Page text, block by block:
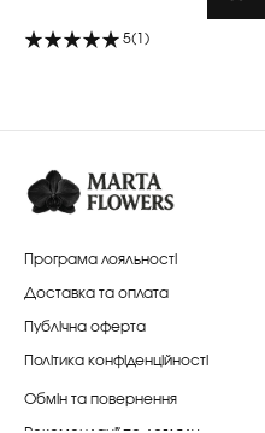
5(1)
Програма лояльності
Доставка та оплата
Публічна оферта
Політика конфіденційності
Обмін та повернення